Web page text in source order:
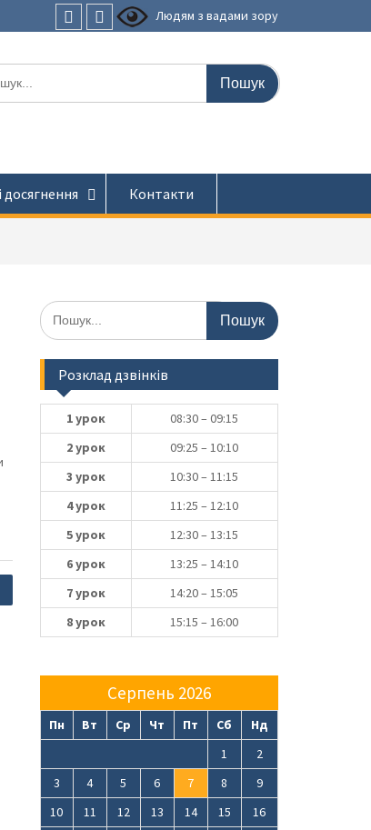
Людям з вадами зору
досягнення Контакти
Шукати:
Розклад дзвінків
1 урок
08:30 – 09:15
2 урок
09:25 – 10:10
3 урок
10:30 – 11:15
4 урок
11:25 – 12:10
5 урок
12:30 – 13:15
6 урок
13:25 – 14:10
7 урок
14:20 – 15:05
8 урок
15:15 – 16:00
Серпень 2026
Пн Вт Ср Чт Пт Сб
Нд
1
2
3
4 5 6 7 8
9
10
11 12 13 14 15
16